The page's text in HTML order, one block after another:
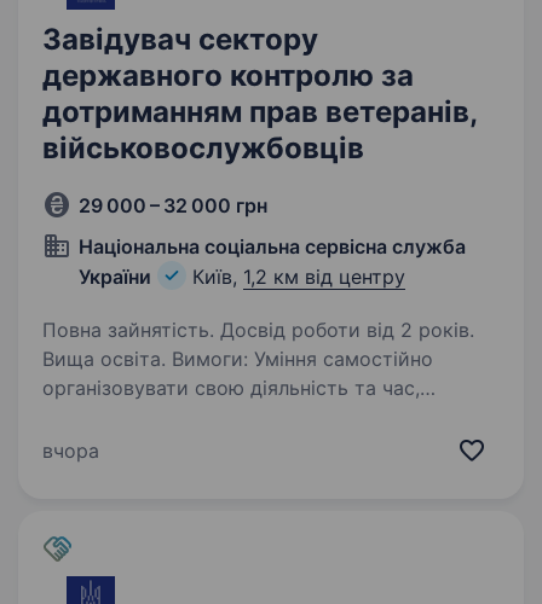
Завідувач сектору
державного контролю за
дотриманням прав ветеранів,
військовослужбовців
29 000 – 32 000 грн
Національна соціальна сервісна служба
України
Київ, 1,2 км від центру
Повна зайнятість. Досвід роботи від 2 років.
Вища освіта. Вимоги: Уміння самостійно
організовувати свою діяльність та час,
встановлювати черговість їх виконання;
вчора